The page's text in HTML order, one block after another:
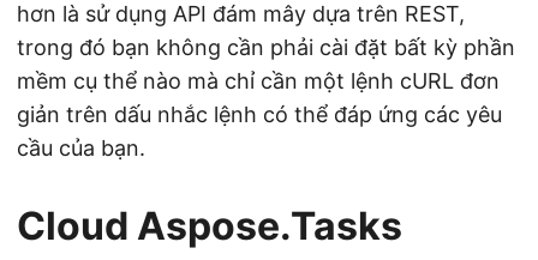
hơn là sử dụng API đám mây dựa trên REST,
trong đó bạn không cần phải cài đặt bất kỳ phần
mềm cụ thể nào mà chỉ cần một lệnh cURL đơn
giản trên dấu nhắc lệnh có thể đáp ứng các yêu
cầu của bạn.
Cloud Aspose.Tasks